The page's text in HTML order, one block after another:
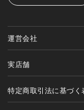
運営会社
実店舗
特定商取引法に基づく